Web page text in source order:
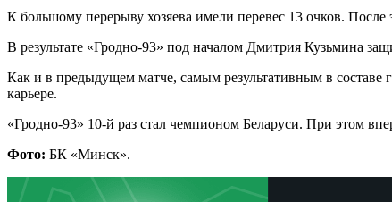
К большому перерыву хозяева имели перевес 13 очков. После
В результате «Гродно-93» под началом Дмитрия Кузьмина
Как и в предыдущем матче, самым результативным в составе
карьере.
«Гродно-93» 10-й раз стал чемпионом Беларуси. При этом
Фото: БК «Минск».